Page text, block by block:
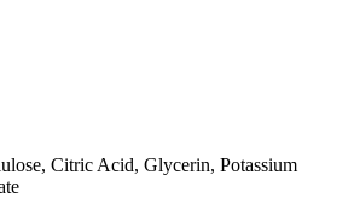
Citric Acid, Glycerin, Potassium